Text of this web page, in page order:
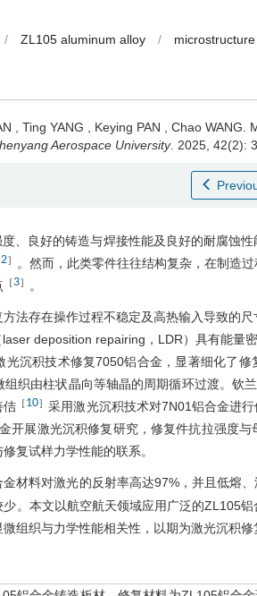
/ ZL105 aluminum alloy / microstructure
Ting YANG Keying PAN Chao WANG
Aerospace University. 2025, 42(2):
、良好的铸造与焊接性能及良好的耐腐蚀性
2］
。然而，此类零件往往结构复杂，在制造
［3］ 。
法存在操作过程不稳定及高热输入导致的
laser deposition repairing，LDR）具有能
光沉积技术修复7050铝合金，显著细化了
组织由柱状晶向等轴晶的周期循环过渡。钦
佶 ［10］ 采用激光沉积技术对7N01铝合金进
开展激光沉积修复研究，修复件抗拉强度
复试样力学性能的联系。
金材料对激光的反射率高达97%，并且低熔
。本文以航空航天领域应用广泛的ZL105
组织与力学性能相关性，以期为激光沉积